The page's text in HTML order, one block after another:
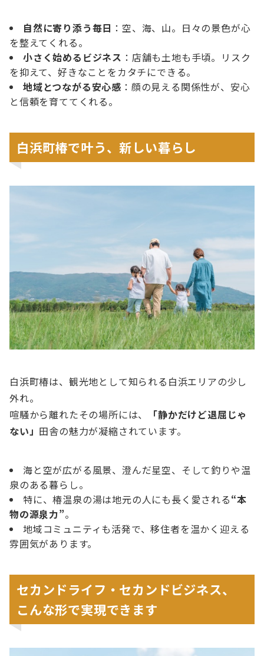
自然に寄り添う毎日 ：空、海、山。日々の景色が心
を整えてくれる。
小さく始めるビジネス ：店舗も土地も手頃。リスク
を抑えて、好きなことをカタチにできる。
地域とつながる安心感 ：顔の見える関係性が、安心
と信頼を育ててくれる。
白浜町椿で叶う、新しい暮らし
白浜町椿は、観光地として知られる白浜エリアの少し
外れ。
喧騒から離れたその場所には、
「静かだけど退屈じゃ
ない」 田舎の魅力が凝縮されています。
海と空が広がる風景、澄んだ星空、そして釣りや温
泉のある暮らし。
特に、椿温泉の湯は地元の人にも長く愛される“本
物の源泉力”。
地域コミュニティも活発で、移住者を温かく迎える
雰囲気があります。
セカンドライフ・セカンドビジネス、
こんな形で実現できます